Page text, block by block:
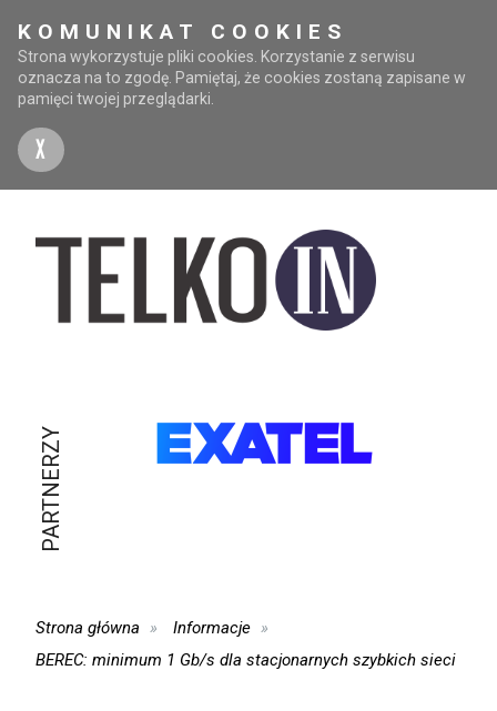
KOMUNIKAT COOKIES
Strona wykorzystuje pliki cookies. Korzystanie z serwisu
oznacza na to zgodę. Pamiętaj, że cookies zostaną zapisane w
pamięci twojej przeglądarki.
X
PARTNERZY
Strona główna
Informacje
BEREC: minimum 1 Gb/s dla stacjonarnych szybkich sieci